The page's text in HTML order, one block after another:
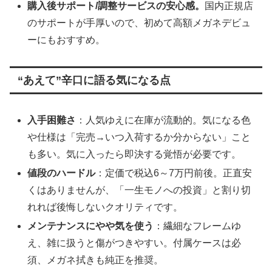
購入後サポート/調整サービスの安心感。
国内正規店
のサポートが手厚いので、初めて高額メガネデビュ
ーにもおすすめ。
“あえて”辛口に語る気になる点
入手困難さ ：人気ゆえに在庫が流動的。気になる色
や仕様は「完売→いつ入荷するか分からない」こと
も多い。気に入ったら即決する覚悟が必要です。
値段のハードル：定価で税込6～7万円前後。正直安
くはありませんが、「一生モノへの投資」と割り切
れれば後悔しないクオリティです。
メンテナンスにやや気を使う ：繊細なフレームゆ
え、雑に扱うと傷がつきやすい。付属ケースは必
須、メガネ拭きも純正を推奨。